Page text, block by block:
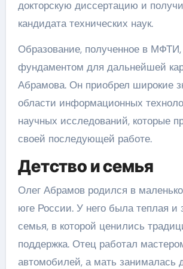
докторскую диссертацию и
кандидата технических наук.
Образование, полученное в МФТИ,
фундаментом для дальнейшей
Абрамова. Он приобрел широкие
области информационных
научных исследований, которые
своей последующей работе.
Детство и семья
Олег Абрамов родился в
юге России. У него была теплая и
семья, в которой ценились
поддержка. Отец работал
автомобилей, а мать